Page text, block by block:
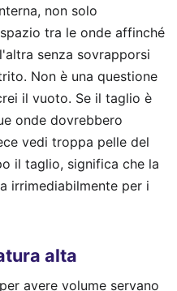
non solo
tra le onde affinché
senza sovrapporsi
Non è una questione
il vuoto. Se il taglio è
onde dovrebbero
vedi troppa pelle del
il taglio, significa che la
irrimediabilmente per i
alta
avere volume servano